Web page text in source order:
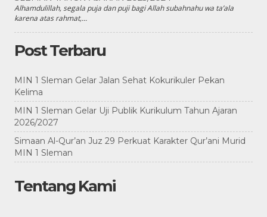
Alhamdulillah, segala puja dan puji bagi Allah subahnahu wa ta’ala
karena atas rahmat,...
Post Terbaru
MIN 1 Sleman Gelar Jalan Sehat Kokurikuler Pekan
Kelima
MIN 1 Sleman Gelar Uji Publik Kurikulum Tahun Ajaran
2026/2027
Simaan Al-Qur’an Juz 29 Perkuat Karakter Qur’ani Murid
MIN 1 Sleman
Tentang Kami